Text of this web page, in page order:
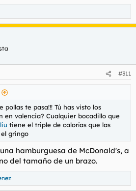
#311
pollas te pasa!!! Tú has visto los
en valencia? Cualquier bocadillo que
tiene el triple de calorías que las
el gringo
hamburguesa de McDonald's, a
del tamaño de un brazo.